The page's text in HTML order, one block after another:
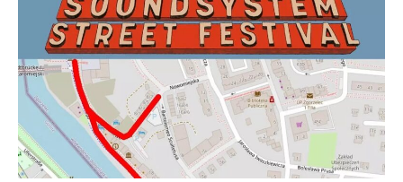
Zapamiętaj moje dane w tej przeglądarce podczas
pisania kolejnych komentarzy.